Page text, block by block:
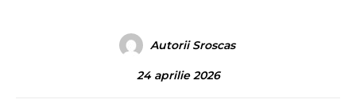
Autorii Sroscas
24 aprilie 2026